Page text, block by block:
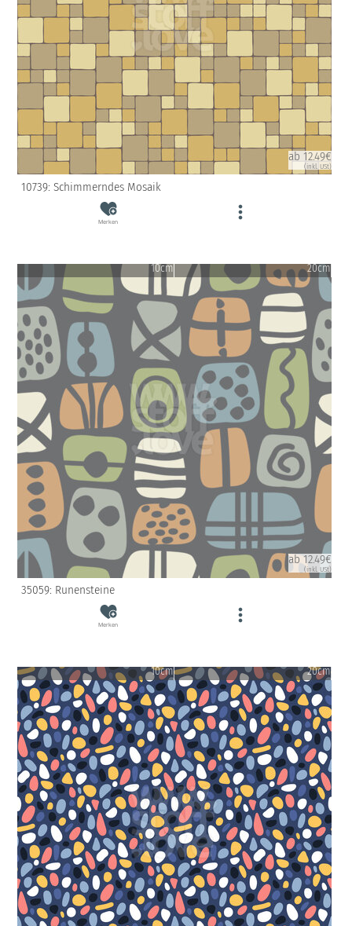
ab 12.49€
(inkl. USt)
10739: Schimmerndes Mosaik
Merken
10cm 20cm
ab 12.49€
(inkl. USt)
35059: Runensteine
Merken
10cm 20cm